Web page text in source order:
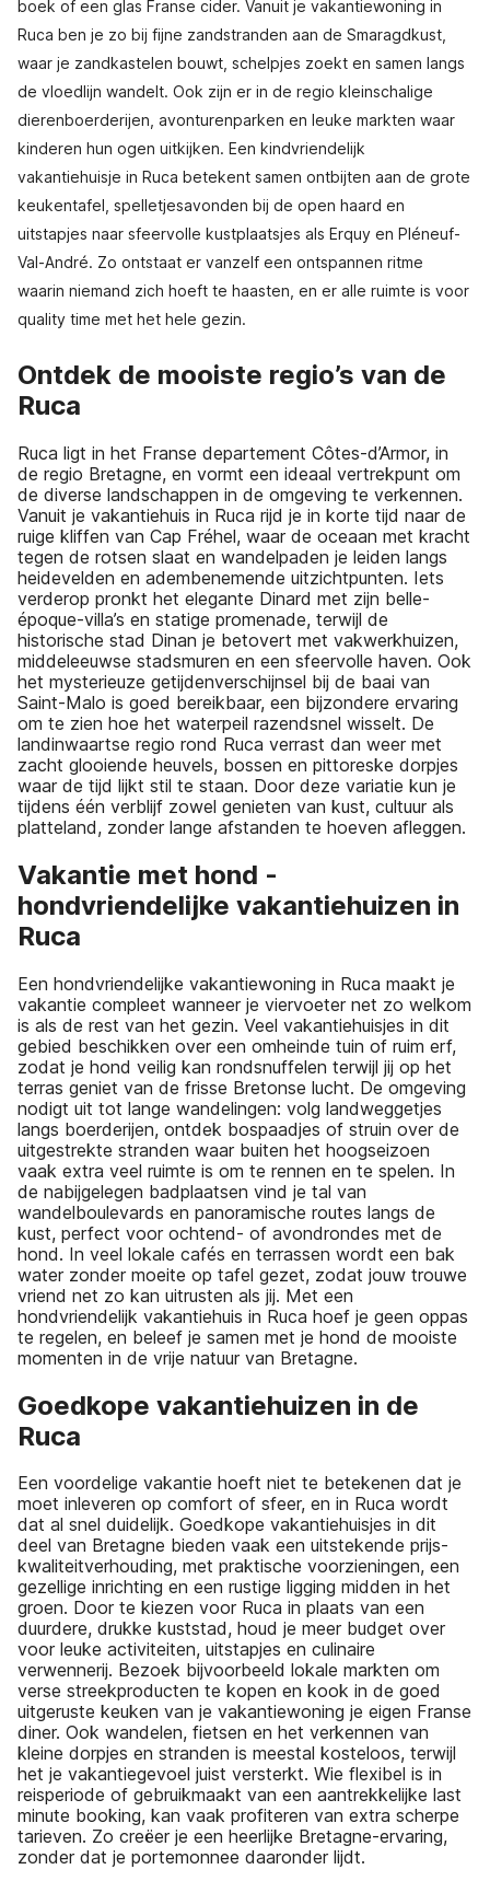
boek of een glas Franse cider. Vanuit je vakantiewoning in
Ruca ben je zo bij fijne zandstranden aan de Smaragdkust,
waar je zandkastelen bouwt, schelpjes zoekt en samen langs
de vloedlijn wandelt. Ook zijn er in de regio kleinschalige
dierenboerderijen, avonturenparken en leuke markten waar
kinderen hun ogen uitkijken. Een kindvriendelijk
vakantiehuisje in Ruca betekent samen ontbijten aan de grote
keukentafel, spelletjesavonden bij de open haard en
uitstapjes naar sfeervolle kustplaatsjes als Erquy en Pléneuf-
Val-André. Zo ontstaat er vanzelf een ontspannen ritme
waarin niemand zich hoeft te haasten, en er alle ruimte is voor
quality time met het hele gezin.
Ontdek de mooiste regio’s van de
Ruca
Ruca ligt in het Franse departement Côtes-d’Armor, in
de regio Bretagne, en vormt een ideaal vertrekpunt om
de diverse landschappen in de omgeving te verkennen.
Vanuit je vakantiehuis in Ruca rijd je in korte tijd naar de
ruige kliffen van Cap Fréhel, waar de oceaan met kracht
tegen de rotsen slaat en wandelpaden je leiden langs
heidevelden en adembenemende uitzichtpunten. Iets
verderop pronkt het elegante Dinard met zijn belle-
époque-villa’s en statige promenade, terwijl de
historische stad Dinan je betovert met vakwerkhuizen,
middeleeuwse stadsmuren en een sfeervolle haven. Ook
het mysterieuze getijdenverschijnsel bij de baai van
Saint-Malo is goed bereikbaar, een bijzondere ervaring
om te zien hoe het waterpeil razendsnel wisselt. De
landinwaartse regio rond Ruca verrast dan weer met
zacht glooiende heuvels, bossen en pittoreske dorpjes
waar de tijd lijkt stil te staan. Door deze variatie kun je
tijdens één verblijf zowel genieten van kust, cultuur als
platteland, zonder lange afstanden te hoeven afleggen.
Vakantie met hond -
hondvriendelijke vakantiehuizen in
Ruca
Een hondvriendelijke vakantiewoning in Ruca maakt je
vakantie compleet wanneer je viervoeter net zo welkom
is als de rest van het gezin. Veel vakantiehuisjes in dit
gebied beschikken over een omheinde tuin of ruim erf,
zodat je hond veilig kan rondsnuffelen terwijl jij op het
terras geniet van de frisse Bretonse lucht. De omgeving
nodigt uit tot lange wandelingen: volg landweggetjes
langs boerderijen, ontdek bospaadjes of struin over de
uitgestrekte stranden waar buiten het hoogseizoen
vaak extra veel ruimte is om te rennen en te spelen. In
de nabijgelegen badplaatsen vind je tal van
wandelboulevards en panoramische routes langs de
kust, perfect voor ochtend- of avondrondes met de
hond. In veel lokale cafés en terrassen wordt een bak
water zonder moeite op tafel gezet, zodat jouw trouwe
vriend net zo kan uitrusten als jij. Met een
hondvriendelijk vakantiehuis in Ruca hoef je geen oppas
te regelen, en beleef je samen met je hond de mooiste
momenten in de vrije natuur van Bretagne.
Goedkope vakantiehuizen in de
Ruca
Een voordelige vakantie hoeft niet te betekenen dat je
moet inleveren op comfort of sfeer, en in Ruca wordt
dat al snel duidelijk. Goedkope vakantiehuisjes in dit
deel van Bretagne bieden vaak een uitstekende prijs-
kwaliteitverhouding, met praktische voorzieningen, een
gezellige inrichting en een rustige ligging midden in het
groen. Door te kiezen voor Ruca in plaats van een
duurdere, drukke kuststad, houd je meer budget over
voor leuke activiteiten, uitstapjes en culinaire
verwennerij. Bezoek bijvoorbeeld lokale markten om
verse streekproducten te kopen en kook in de goed
uitgeruste keuken van je vakantiewoning je eigen Franse
diner. Ook wandelen, fietsen en het verkennen van
kleine dorpjes en stranden is meestal kosteloos, terwijl
het je vakantiegevoel juist versterkt. Wie flexibel is in
reisperiode of gebruikmaakt van een aantrekkelijke last
minute booking, kan vaak profiteren van extra scherpe
tarieven. Zo creëer je een heerlijke Bretagne-ervaring,
zonder dat je portemonnee daaronder lijdt.